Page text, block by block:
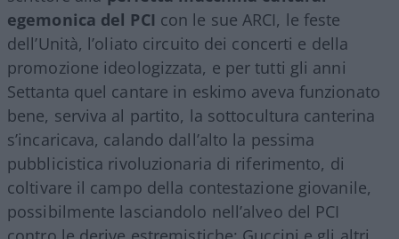
egemonica del PCI con le sue ARCI, le feste
dell’Unità, l’oliato circuito dei concerti e della
promozione ideologizzata, e per tutti gli anni
Settanta quel cantare in eskimo aveva funzionato
bene, serviva al partito, la sottocultura canterina
s’incaricava, calando dall’alto la pessima
pubblicistica rivoluzionaria di riferimento, di
coltivare il campo della contestazione giovanile,
possibilmente lasciandolo nell’alveo del PCI